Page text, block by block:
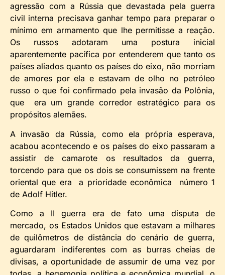
agressão com a Rússia que devastada pela guerra
civil interna precisava ganhar tempo para preparar o
mínimo em armamento que lhe permitisse a reação.
Os russos adotaram uma postura inicial
aparentemente pacífica por entenderem que tanto os
países aliados quanto os países do eixo, não morriam
de amores por ela e estavam de olho no petróleo
russo o que foi confirmado pela invasão da Polônia,
que era um grande corredor estratégico para os
propósitos alemães.
A invasão da Rússia, como ela própria esperava,
acabou acontecendo e os países do eixo passaram a
assistir de camarote os resultados da guerra,
torcendo para que os dois se consumissem na frente
oriental que era a prioridade econômica número 1
de Adolf Hitler.
Como a II guerra era de fato uma disputa de
mercado, os Estados Unidos que estavam a milhares
de quilômetros de distância do cenário de guerra,
aguardaram indiferentes com as burras cheias de
divisas, a oportunidade de assumir de uma vez por